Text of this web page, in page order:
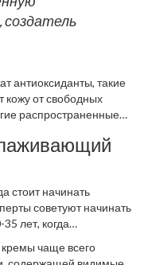
что и приводит
активных
содержат более
что делает их
проблем
создатель
антиоксиданты, такие
кожу от свободных
распространенные
как гиалуроновая
улучшение
и защита
улучшить текстуру
общий тонус,
стоит начинать
советуют начинать
лет, когда
стойкие признаки
чаще всего